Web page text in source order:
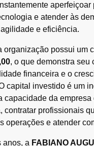
aperfeiçoar
e atender às
e eficiência.
organização possui um
, o que demonstra seu
financeira e o
capital investido é um
capacidade da empresa
contratar profissionais
operações e atender
anos, a FABIANO